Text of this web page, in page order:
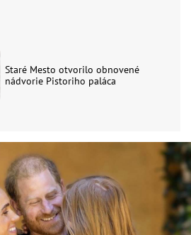
Staré Mesto otvorilo obnovené
nádvorie Pistoriho paláca